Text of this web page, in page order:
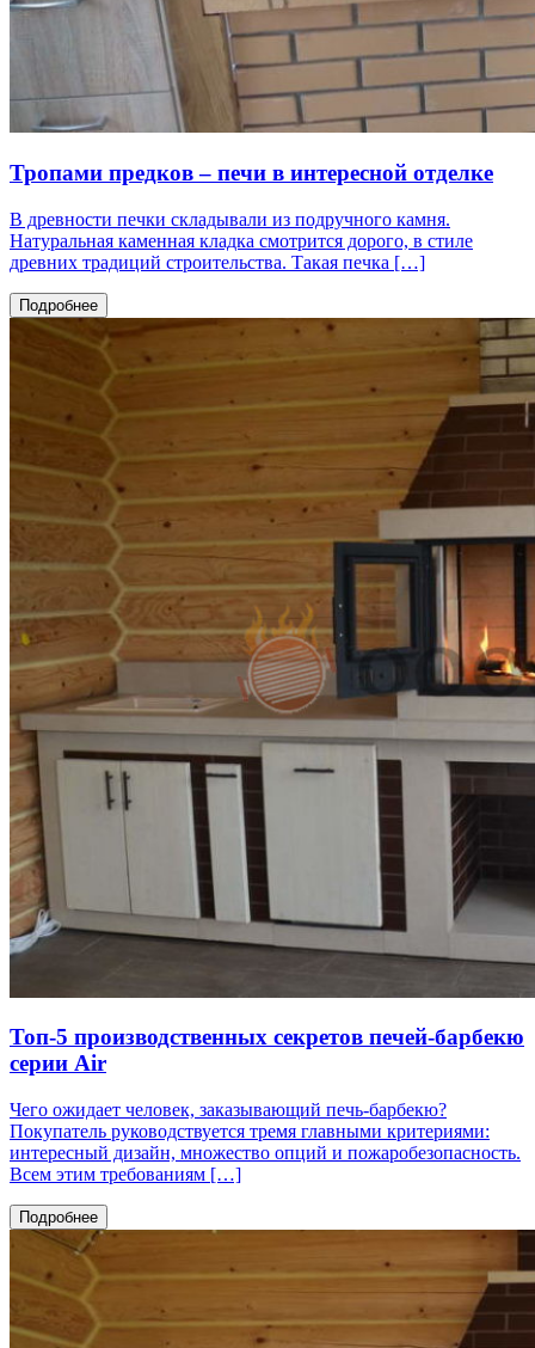
Тропами предков – печи в интересной отделке
В древности печки складывали из подручного камня.
Натуральная каменная кладка смотрится дорого, в стиле
древних традиций строительства. Такая печка […]
Подробнее
Топ-5 производственных секретов печей-барбекю
серии Air
Чего ожидает человек, заказывающий печь-барбекю?
Покупатель руководствуется тремя главными критериями:
интересный дизайн, множество опций и пожаробезопасность.
Всем этим требованиям […]
Подробнее